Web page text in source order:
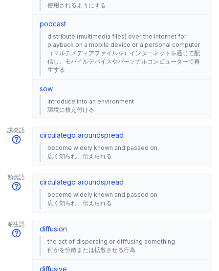
使用されるようにする
podcast
distribute (multimedia files) over the internet for
playback on a mobile device or a personal computer
（マルチメディアファイルを）インターネットを通じて配
信し、モバイルデバイスやパーソナルコンピューターで再
生する
sow
introduce into an environment
環境に植え付ける
誘発語
circulatego aroundspread
become widely known and passed on
広く知られ、伝えられる
類義語
circulatego aroundspread
become widely known and passed on
広く知られ、伝えられる
派生語
diffusion
the act of dispersing or diffusing something
何かを分散または拡散させる行為
diffusive